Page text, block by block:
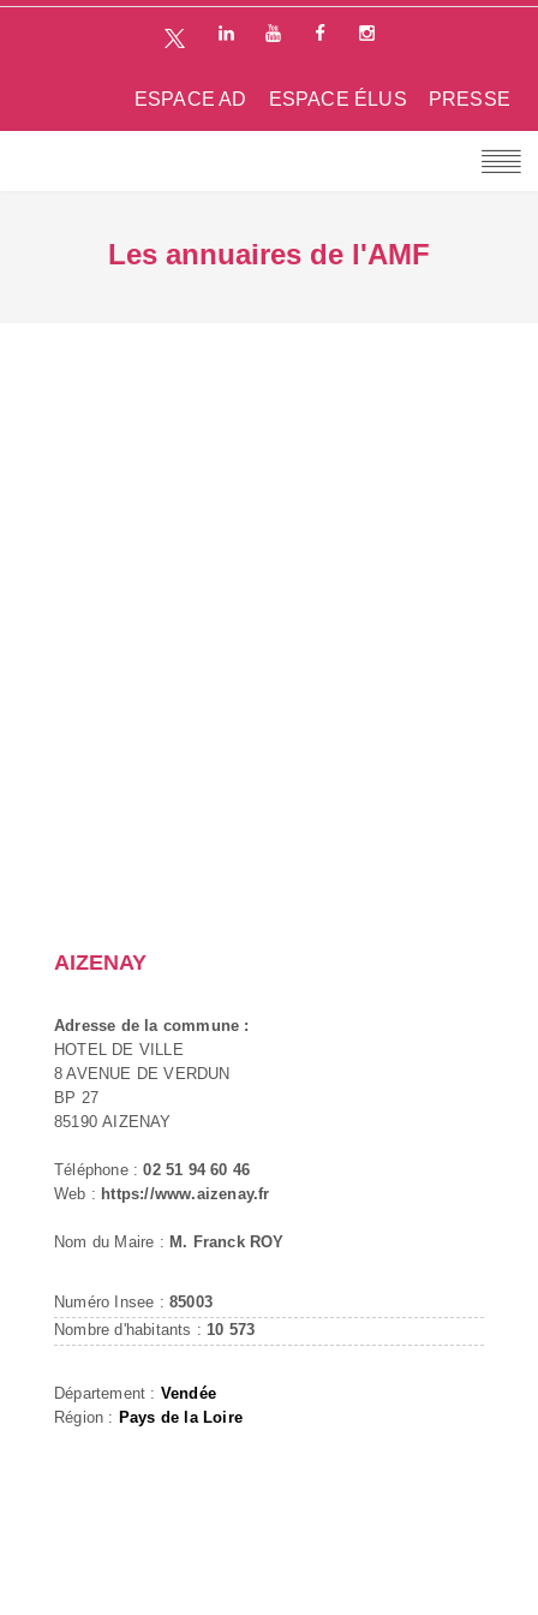
PRESSE
ESPACE ÉLUS
ESPACE AD
Les annuaires de l'AMF
AIZENAY
Adresse de la commune :
HOTEL DE VILLE
8 AVENUE DE VERDUN
BP 27
85190 AIZENAY
Téléphone :02 51 94 60 46
Web : https://www.aizenay.fr
Nom du Maire : M. Franck ROY
Numéro Insee : 85003
Nombre d'habitants : 10 573
Département : Vendée
Région : Pays de la Loire